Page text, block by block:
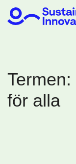
Termen:
för alla